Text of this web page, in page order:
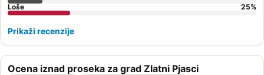
Ocena iznad proseka za grad Zlatni Pjasci
Loše
25%
Prikaži recenzije